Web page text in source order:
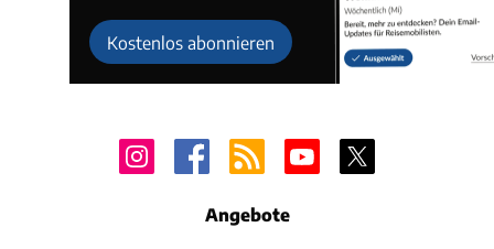
Kostenlos abonnieren
Angebote